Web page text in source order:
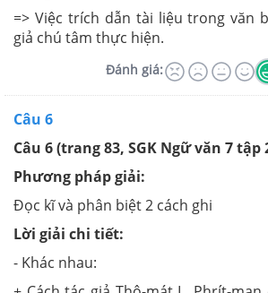
=> Việc trích dẫn tài liệu trong văn
giả chú tâm thực hiện.
Đánh giá:
Câu 6
Câu 6 (trang 83, SGK Ngữ văn 7 tập
Phương pháp giải:
Đọc kĩ và phân biệt 2 cách ghi
Lời giải chi tiết:
- Khác nhau: